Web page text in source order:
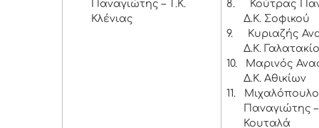
Παναγιώτης – Τ.Κ.
Κλένιας
8.
Κούτρας
Δ.Κ. Σοφικού
9.
Κυριαζής
Δ.Κ.
10.
Μαρινός
Δ.Κ. Αθικίων
11.
Παναγιώτης –
Κουταλά